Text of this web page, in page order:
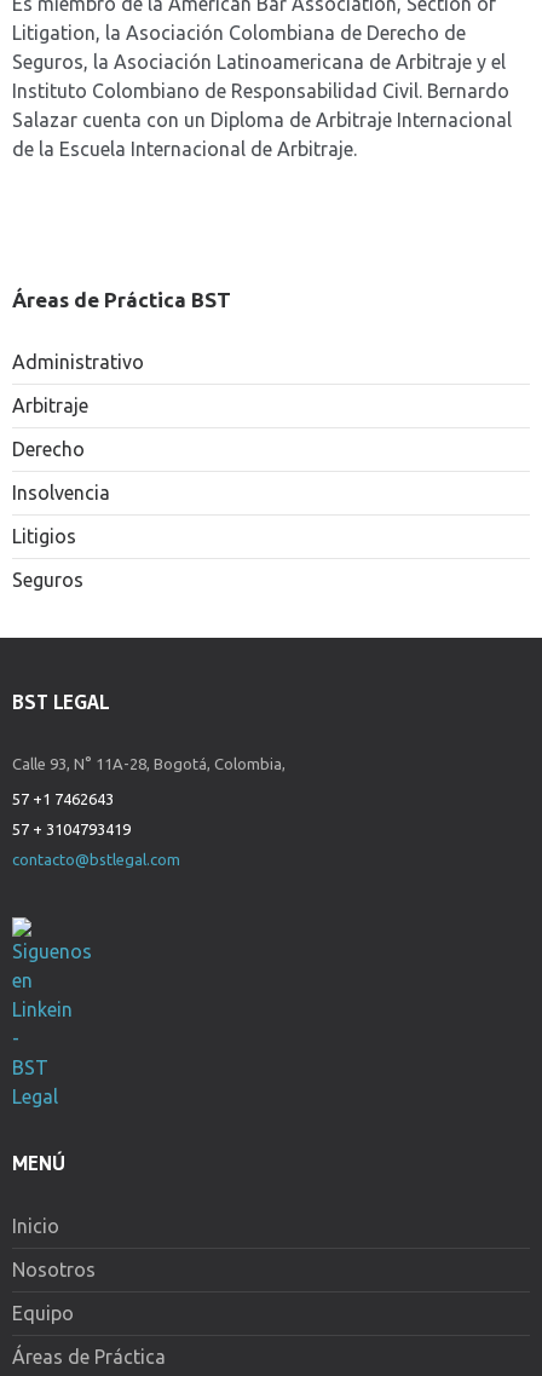
Litigation, la Asociación Colombiana de Derecho de
Seguros, la Asociación Latinoamericana de Arbitraje y el
Instituto Colombiano de Responsabilidad Civil. Bernardo
Salazar cuenta con un Diploma de Arbitraje Internacional
de la Escuela Internacional de Arbitraje.
Áreas de Práctica BST
Administrativo
Arbitraje
Derecho
Insolvencia
Litigios
Seguros
BST LEGAL
Calle 93, N° 11A-28, Bogotá, Colombia,
57 +1 7462643
57 + 3104793419
contacto@bstlegal.com
MENÚ
Inicio
Nosotros
Equipo
Áreas de Práctica